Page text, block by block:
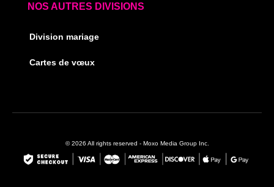
NOS AUTRES DIVISIONS
Division mariage
Cartes de vœux
© 2026 All rights reserved - Moxo Media Group Inc.